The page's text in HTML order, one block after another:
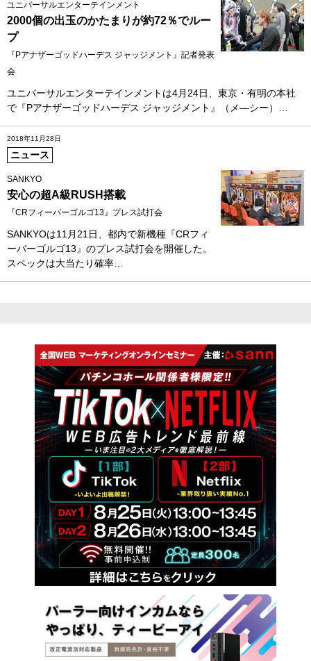
ユニバーサルエンターテインメント
2000個の出玉のかたまりが約72％でルー
プ
『Pアナザーゴッドハーデス ジャッジメント』記者発表
会
ユニバーサルエンターテインメントは4月24日、東京・有明の本社
で『Pアナザーゴッドハーデス ジャッジメント』（メ―シー）…
2018年11月28日
ニュース
SANKYO
安心の超A級RUSH搭載
『CRフィーバーゴルゴ13』プレス試打会
SANKYOは11月21日、都内で新機種『CRフィ
ーバーゴルゴ13』のプレス試打会を開催した。
スペックは大当たり確率…